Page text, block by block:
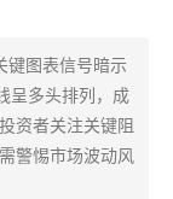
键图表信号暗示
呈多头排列，成
资者关注关键阻
警惕市场波动风